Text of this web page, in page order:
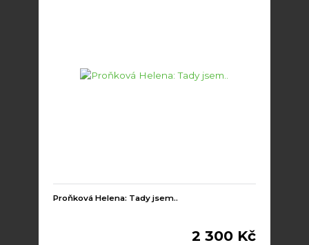
Proňková Helena: Tady jsem..
2 300 Kč